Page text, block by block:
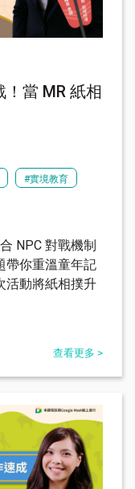
當 MR 紙相
#實境教育
NPC 對戰機制​
帶你重溫童年記
活動將紙相撲升
查看更多 >